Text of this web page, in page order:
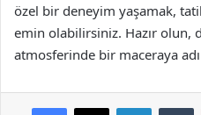
özel bir deneyim yaşamak,
emin olabilirsiniz. Hazır olun,
atmosferinde bir maceraya
Facebook
X LinkedIn